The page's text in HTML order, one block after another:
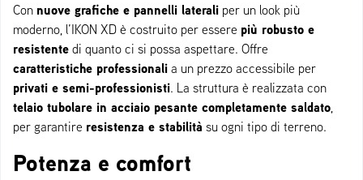
Con nuove grafiche e pannelli laterali per un look più
moderno, l’IKON XD è costruito per essere più robusto e
resistente di quanto ci si possa aspettare. Offre
caratteristiche professionali a un prezzo accessibile per
privati e semi-professionisti. La struttura è realizzata con
telaio tubolare in acciaio pesante completamente saldato,
per garantire resistenza e stabilità su ogni tipo di terreno.
Potenza e comfort